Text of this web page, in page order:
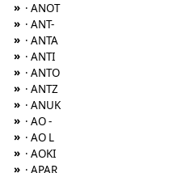
» · ANOT
» · ANT-
» · ANTA
» · ANTI
» · ANTO
» · ANTZ
» · ANUK
» · AO -
» · AO L
» · AOKI
» · APAR